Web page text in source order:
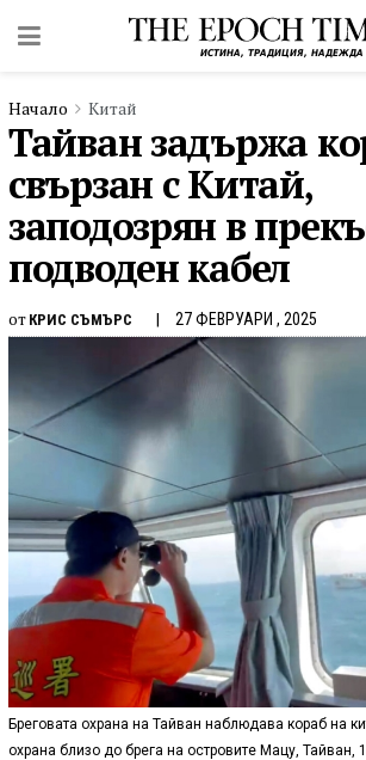
Начало Китай
Тайван задържа
свързан с Китай,
заподозрян в
подводен кабел
от КРИС СЪМЪРС 27 ФЕВРУАРИ , 2025
Бреговата охрана на Тайван наблюдава кораб на
охрана близо до брега на островите Мацу, Тайван,